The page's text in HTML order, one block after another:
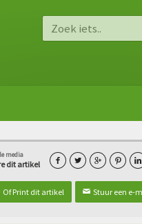
media
dit artikel     
Of Print dit artikel ✉ Stuur een e-